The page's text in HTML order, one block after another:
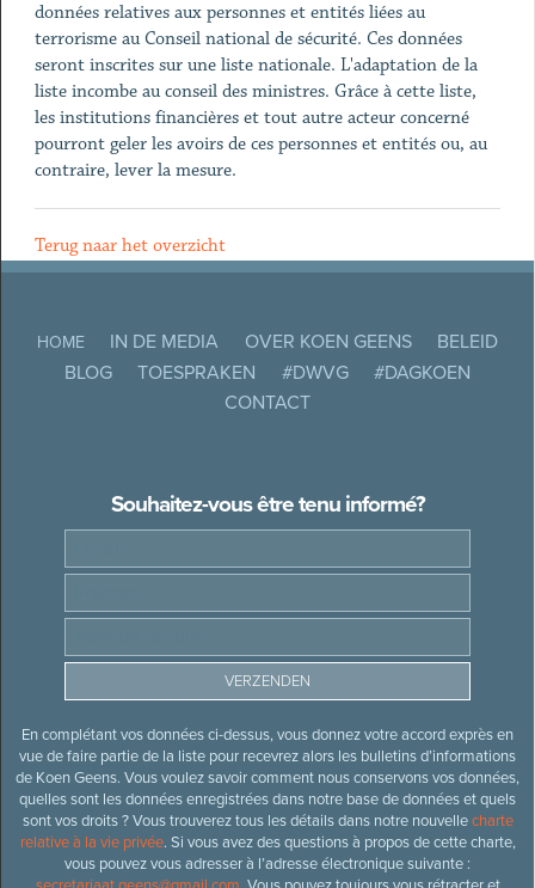
données relatives aux personnes et entités liées au
terrorisme au Conseil national de sécurité. Ces données
seront inscrites sur une liste nationale. L'adaptation de la
liste incombe au conseil des ministres. Grâce à cette liste,
les institutions financières et tout autre acteur concerné
pourront geler les avoirs de ces personnes et entités ou, au
contraire, lever la mesure.
Terug naar het overzicht
HOME IN DE MEDIA OVER KOEN GEENS
BELEID
BLOG
TOESPRAKEN #DWVG
#DAGKOEN
CONTACT
Souhaitez-vous être tenu informé?
En complétant vos données ci-dessus, vous donnez votre accord exprès en
vue de faire partie de la liste pour recevrez alors les bulletins d’informations
de Koen Geens. Vous voulez savoir comment nous conservons vos données,
quelles sont les données enregistrées dans notre base de données et quels
sont vos droits ? Vous trouverez tous les détails dans notre nouvellecharte
relative à la vie privée. Si vous avez des questions à propos de cette charte,
vous pouvez vous adresser à l’adresse électronique suivante :